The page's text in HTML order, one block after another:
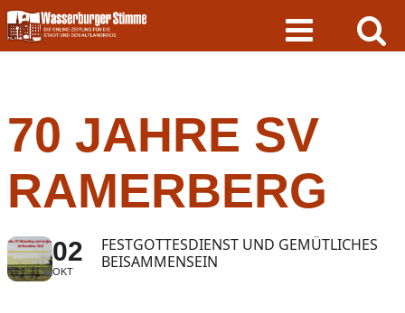
Skip
to
content
70 JAHRE SV
RAMERBERG
02
OKT
FESTGOTTESDIENST UND GEMÜTLICHES
BEISAMMENSEIN